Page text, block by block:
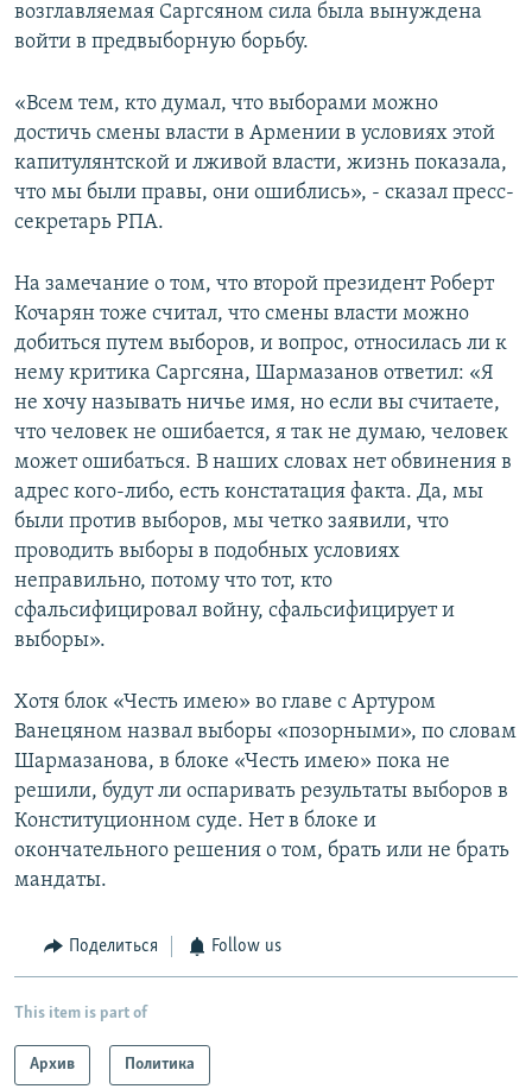
возглавляемая Саргсяном сила была вынуждена
войти в предвыборную борьбу.
«Всем тем, кто думал, что выборами можно
достичь смены власти в Армении в условиях этой
капитулянтской и лживой власти, жизнь показала,
что мы были правы, они ошиблись», - сказал пресс-
секретарь РПА.
На замечание о том, что второй президент Роберт
Кочарян тоже считал, что смены власти можно
добиться путем выборов, и вопрос, относилась ли к
нему критика Саргсяна, Шармазанов ответил: «Я
не хочу называть ничье имя, но если вы считаете,
что человек не ошибается, я так не думаю, человек
может ошибаться. В наших словах нет обвинения в
адрес кого-либо, есть констатация факта. Да, мы
были против выборов, мы четко заявили, что
проводить выборы в подобных условиях
неправильно, потому что тот, кто
сфальсифицировал войну, сфальсифицирует и
выборы».
Хотя блок «Честь имею» во главе с Артуром
Ванецяном назвал выборы «позорными», по словам
Шармазанова, в блоке «Честь имею» пока не
решили, будут ли оспаривать результаты выборов в
Конституционном суде. Нет в блоке и
окончательного решения о том, брать или не брать
мандаты.
Поделиться Follow us
This item is part of
Архив Политика